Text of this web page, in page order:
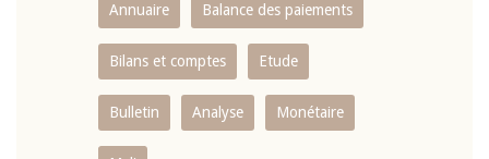
Annuaire Balance des paiements
Bilans et comptes Etude
Bulletin Analyse Monétaire